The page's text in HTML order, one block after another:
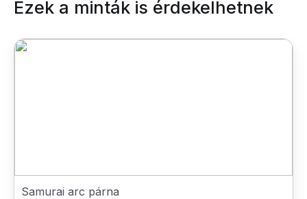
Ezek a minták is érdekelhetnek
Samurai arc párna